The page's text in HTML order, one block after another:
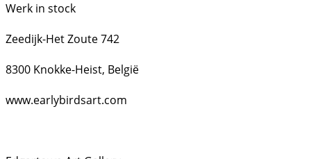
Werk in stock
Zeedijk-Het Zoute 742
8300 Knokke-Heist, België
www.earlybirdsart.com